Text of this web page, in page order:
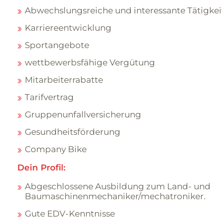
Abwechslungsreiche und interessante
Karriereentwicklung
Sportangebote
wettbewerbsfähige Vergütung
Mitarbeiterrabatte
Tarifvertrag
Gruppenunfallversicherung
Gesundheitsförderung
Company Bike
Dein Profil:
Abgeschlossene Ausbildung zum Land- und
Baumaschinenmechaniker/mechatroniker.
Gute EDV-Kenntnisse